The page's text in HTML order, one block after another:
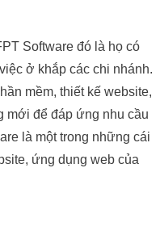
Software đó là họ có
ở khắp các chi nhánh.
mềm, thiết kế website,
mới để đáp ứng nhu cầu
là một trong những cái
ứng dụng web của